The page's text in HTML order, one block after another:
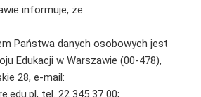
informuje, że:
Państwa danych osobowych jest
Edukacji w Warszawie (00-478),
28, e-mail:
tel. 22 345 37 00;